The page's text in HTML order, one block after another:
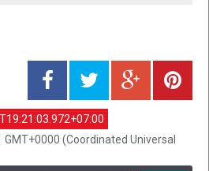
(Coordinated Universal